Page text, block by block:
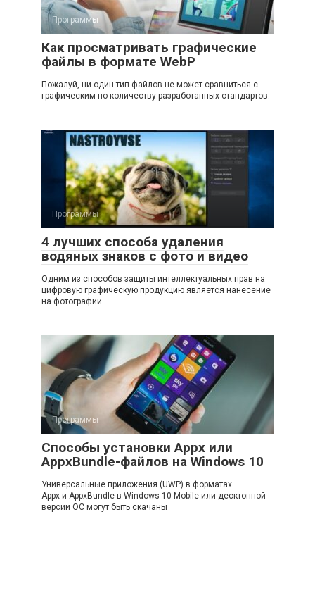
Программы
Как просматривать графические
файлы в формате WebP
Пожалуй, ни один тип файлов не может сравниться с
графическим по количеству разработанных стандартов.
Программы
4 лучших способа удаления
водяных знаков с фото и видео
Одним из способов защиты интеллектуальных прав на
цифровую графическую продукцию является нанесение
на фотографии
Программы
Способы установки Appx или
AppxBundle-файлов на Windows 10
Универсальные приложения (UWP) в форматах
Appx и AppxBundle в Windows 10 Mobile или десктопной
версии ОС могут быть скачаны